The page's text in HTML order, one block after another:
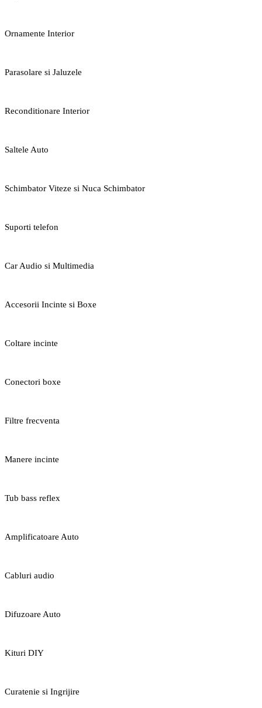
Ornamente Interior
Parasolare si Jaluzele
Reconditionare Interior
Saltele Auto
Schimbator Viteze si Nuca Schimbator
Suporti telefon
Car Audio si Multimedia
Accesorii Incinte si Boxe
Coltare incinte
Conectori boxe
Filtre frecventa
Manere incinte
Tub bass reflex
Amplificatoare Auto
Cabluri audio
Difuzoare Auto
Kituri DIY
Curatenie si Ingrijire